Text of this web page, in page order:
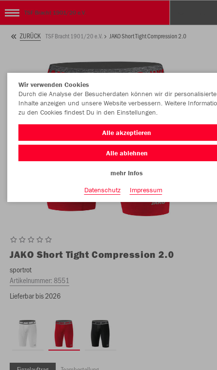
TSF Bracht 1901/20 e.V.
ZURÜCK TSF Bracht 1901/20 e.V. JAKO Short Tight Compression 2.0
JAKO Short Tight Compression 2.0
sportrot
Artikelnummer:8551
Lieferbar bis 2026
Wir verwenden Cookies
Durch die Analyse der Besucherdaten können wir dir personalisierte
Inhalte anzeigen und unsere Website verbessern. Weitere
zu den Cookies findest Du in den Einstellungen.
Alle akzeptieren
Alle ablehnen
mehr Infos
Datenschutz
Impressum